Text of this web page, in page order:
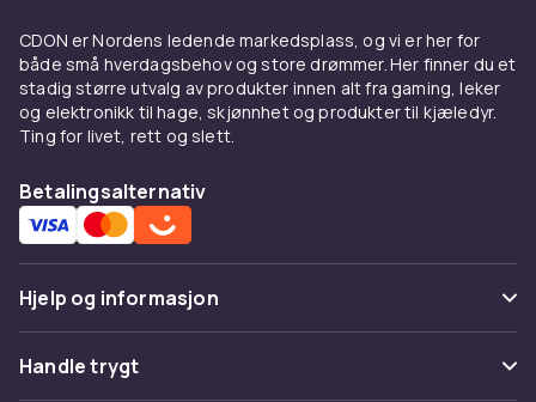
CDON er Nordens ledende markedsplass, og vi er her for
både små hverdagsbehov og store drømmer. Her finner du et
stadig større utvalg av produkter innen alt fra gaming, leker
og elektronikk til hage, skjønnhet og produkter til kjæledyr.
Ting for livet, rett og slett.
Betalingsalternativ
Hjelp og informasjon
Vanlige spørsmål
Handle trygt